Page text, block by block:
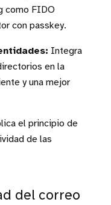
como FIDO
con passkey.
Integra
en la
y una mejor
el principio de
de las
del correo